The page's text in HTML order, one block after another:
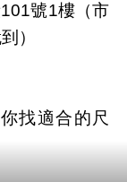
號1樓（市
）
找適合的尺